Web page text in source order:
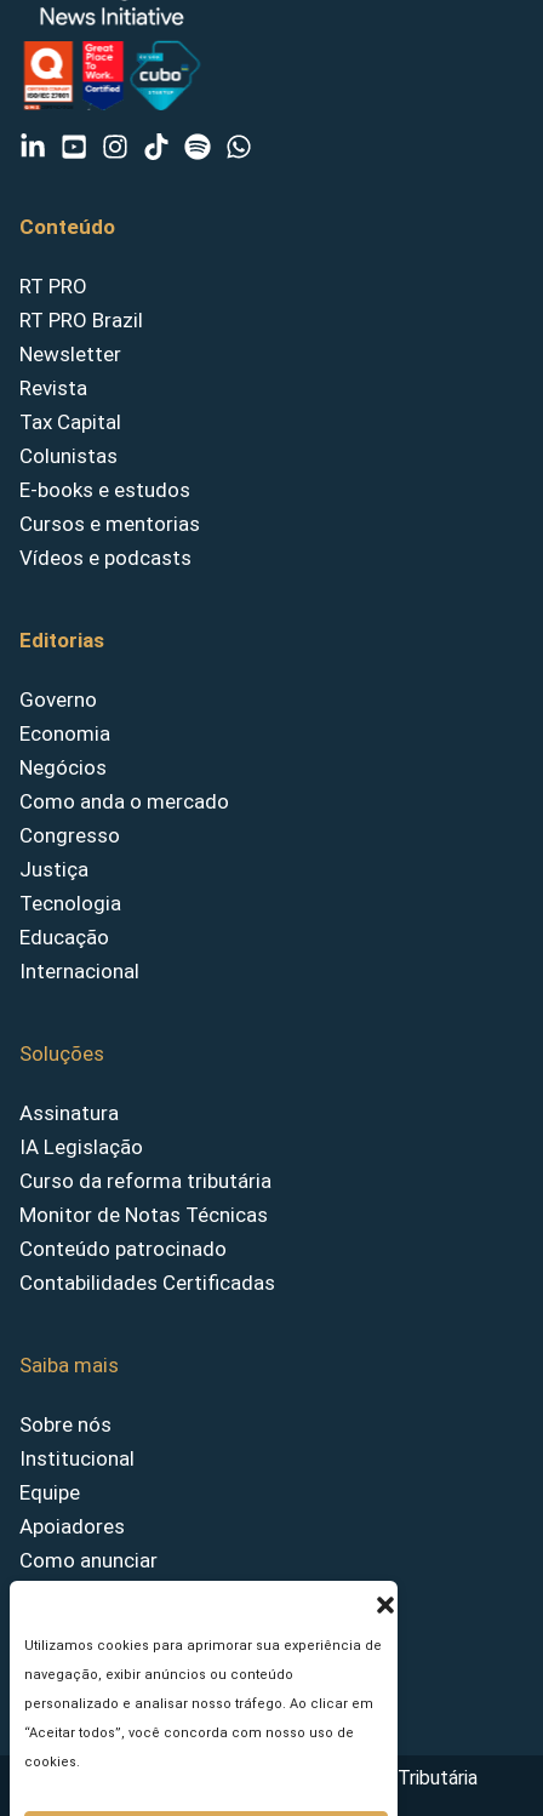
Utilizamos cookies para aprimorar sua experiência de
navegação, exibir anúncios ou conteúdo
personalizado e analisar nosso tráfego. Ao clicar em
“Aceitar todos”, você concorda com nosso uso de
cookies.
Conteúdo
RT PRO
RT PRO Brazil
Newsletter
Revista
Tax Capital
Colunistas
E-books e estudos
Cursos e mentorias
Vídeos e podcasts
Editorias
Governo
Economia
Negócios
Como anda o mercado
Congresso
Justiça
Tecnologia
Educação
Internacional
Soluções
Assinatura
IA Legislação
Curso da reforma tributária
Monitor de Notas Técnicas
Conteúdo patrocinado
Contabilidades Certificadas
Saiba mais
Sobre nós
Institucional
Equipe
Apoiadores
Como anunciar
Princípios Editoriais
Copyright © 2026 - Portal da Reforma Tributária